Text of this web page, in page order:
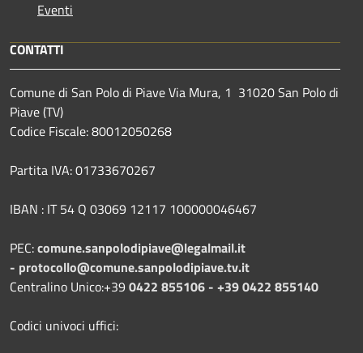
Eventi
CONTATTI
Comune di San Polo di Piave Via Mura, 1 31020 San Polo di
Piave (TV)
Codice Fiscale: 80012050268
Partita IVA: 01733670267
IBAN : IT 54 Q 03069 12117 100000046467
PEC:comune.sanpolodipiave@legalmail.it
- protocollo@comune.sanpolodipiave.tv.it
Centralino Unico:+39 0422 855106 - +39 0422 855140
Codici univoci uffici: